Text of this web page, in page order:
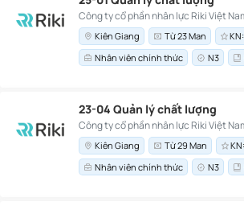
Công ty cổ phần nhân lực Riki Việt
Kiên Giang Từ 23 Man
Nhân viên chính thức
N3
23-04 Quản lý chất lượng
Công ty cổ phần nhân lực Riki Việt
Kiên Giang Từ 29 Man
Nhân viên chính thức
N3